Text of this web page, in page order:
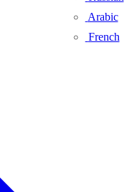
Arabic
French